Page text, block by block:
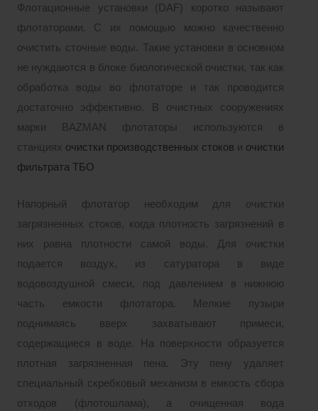
Флотационные установки (DAF) коротко называют
флотаторами. С их помощью можно качественно
очистить сточные воды. Такие установки в основном
не нуждаются в блоке биологической очистки, так как
обработка воды во флотаторе и так проводится
достаточно эффективно. В очистных сооружениях
марки BAZMAN флотаторы используются в
станциях очистки производственных стоков и очистки
фильтрата ТБО
Напорный флотатор необходим для очистки
загрязненных стоков, когда плотность загрязнений в
них равна плотности самой воды. Для очистки
подается воздух, из сатуратора в виде
водовоздушной смеси, под давлением в нижнюю
часть емкости флотатора. Мелкие пузыри
поднимаясь вверх захватывают примеси,
содержащиеся в воде. На поверхности образуется
плотная загрязненная пена. Эту пену удаляет
специальный скребковый механизм в емкость сбора
отходов (флотошлама), а очищенная вода